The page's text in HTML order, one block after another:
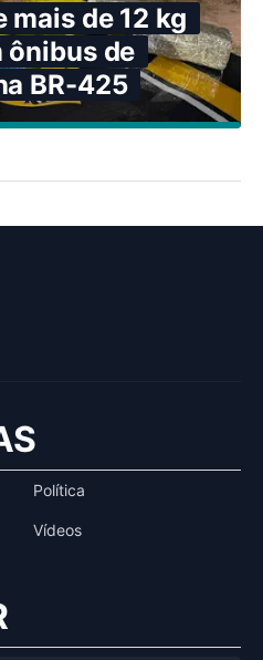
mais de 12 kg
ônibus de
BR-425
Política
Vídeos